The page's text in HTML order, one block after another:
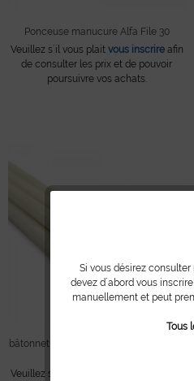
Ponceuse manucure Alfa File 30
Veuillez s´il vous plait vous inscrireafin
de consulter les prix et de pouvoir
poursuivre vos achats.
bâtonnet bois, rond, diamètre 5 mm, 10
Veuillez s´il vous plait
Si vous désirez
devez d´abord vous
manuellement et peut
Tous